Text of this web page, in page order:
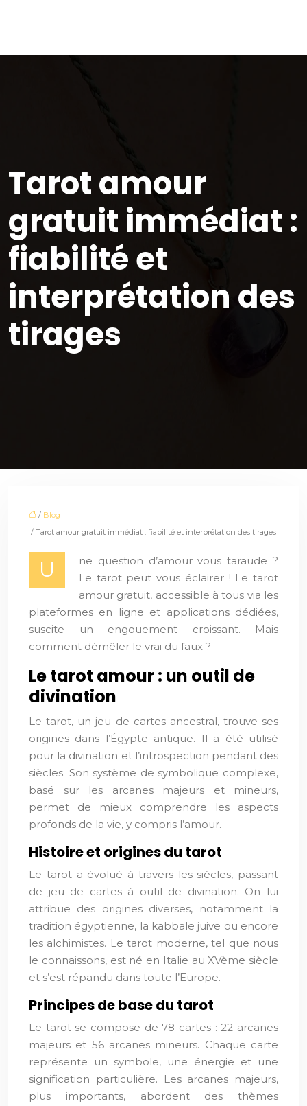
Tarot amour
gratuit immédiat :
fiabilité et
interprétation des
tirages
/ Blog
/ Tarot amour gratuit immédiat : fiabilité et interprétation des tirages
U
ne question d’amour vous taraude ?
Le tarot peut vous éclairer ! Le tarot
amour gratuit, accessible à tous via les
plateformes en ligne et applications dédiées,
suscite un engouement croissant. Mais
comment démêler le vrai du faux ?
Le tarot amour : un outil de
divination
Le tarot, un jeu de cartes ancestral, trouve ses
origines dans l’Égypte antique. Il a été utilisé
pour la divination et l’introspection pendant des
siècles. Son système de symbolique complexe,
basé sur les arcanes majeurs et mineurs,
permet de mieux comprendre les aspects
profonds de la vie, y compris l’amour.
Histoire et origines du tarot
Le tarot a évolué à travers les siècles, passant
de jeu de cartes à outil de divination. On lui
attribue des origines diverses, notamment la
tradition égyptienne, la kabbale juive ou encore
les alchimistes. Le tarot moderne, tel que nous
le connaissons, est né en Italie au XVème siècle
et s’est répandu dans toute l’Europe.
Principes de base du tarot
Le tarot se compose de 78 cartes : 22 arcanes
majeurs et 56 arcanes mineurs. Chaque carte
représente un symbole, une énergie et une
signification particulière. Les arcanes majeurs,
plus importants, abordent des thèmes